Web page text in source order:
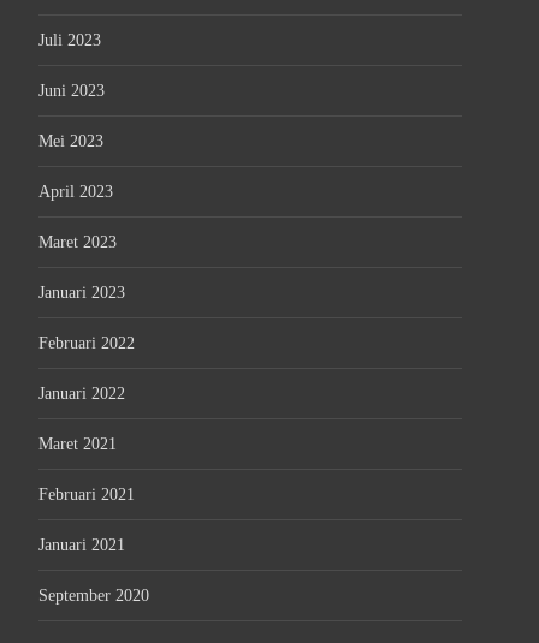
Juli 2023
Juni 2023
Mei 2023
April 2023
Maret 2023
Januari 2023
Februari 2022
Januari 2022
Maret 2021
Februari 2021
Januari 2021
September 2020